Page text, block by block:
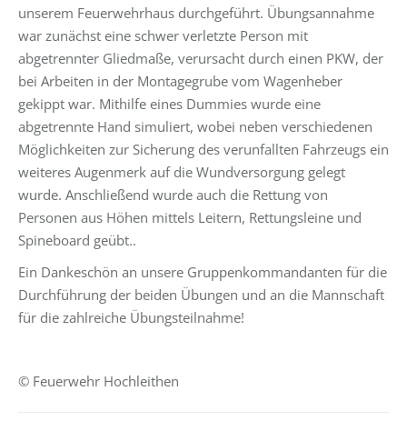
unserem Feuerwehrhaus durchgeführt. Übungsannahme
war zunächst eine schwer verletzte Person mit
abgetrennter Gliedmaße, verursacht durch einen PKW, der
bei Arbeiten in der Montagegrube vom Wagenheber
gekippt war. Mithilfe eines Dummies wurde eine
abgetrennte Hand simuliert, wobei neben verschiedenen
Möglichkeiten zur Sicherung des verunfallten Fahrzeugs ein
weiteres Augenmerk auf die Wundversorgung gelegt
wurde. Anschließend wurde auch die Rettung von
Personen aus Höhen mittels Leitern, Rettungsleine und
Spineboard geübt..
Ein Dankeschön an unsere Gruppenkommandanten für die
Durchführung der beiden Übungen und an die Mannschaft
für die zahlreiche Übungsteilnahme!
© Feuerwehr Hochleithen